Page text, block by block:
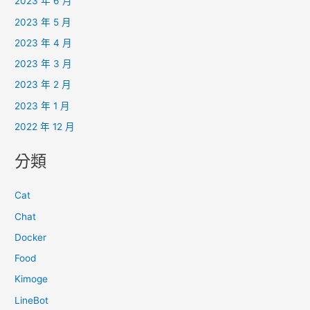
2023 年 5 月
2023 年 4 月
2023 年 3 月
2023 年 2 月
2023 年 1 月
2022 年 12 月
分類
Cat
Chat
Docker
Food
Kimoge
LineBot